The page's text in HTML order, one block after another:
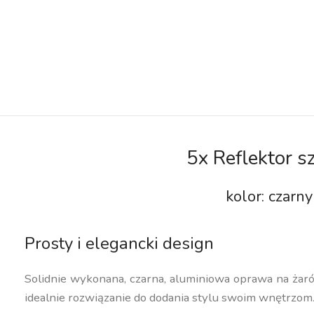
5x Reflektor
kolor:
Prosty i elegancki design
Solidnie wykonana, czarna, aluminiowa oprawa na
idealnie rozwiązanie do dodania stylu swoim wnętrzom.